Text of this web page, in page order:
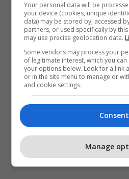
Your personal data will be
your device (cookies, unique
data) may be stored by, accessed
partners, or used specifically by
may use precise geolocation data.
Some vendors may process your
of legitimate interest, which you
your options below. Look for a link
or in the site menu to manage or
and cookie settings.
Consent
Manage